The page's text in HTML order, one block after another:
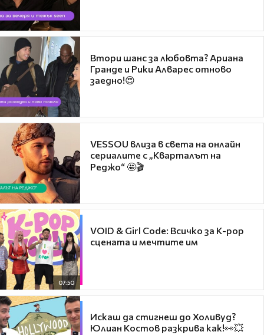
Втори шанс за любовта? Ариана
Гранде и Рики Алварес отново
заедно!😍
VESSOU влиза в света на онлайн
сериалите с „Кварталът на
Реджо“ 🤩🎬
07:50
VOID & Girl Code: Всичко за K-pop
сцената и мечтите им
Искаш да стигнеш до Холивуд?
Юлиан Костов разкрива как!👀💥